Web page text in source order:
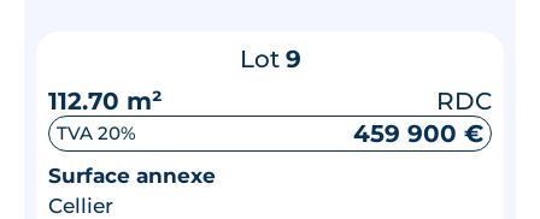
Lot 9
112.70 m²
RDC
TVA 20% 459 900 €
Surface annexe
Cellier